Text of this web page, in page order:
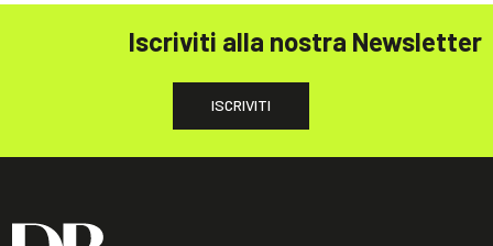
Iscriviti alla nostra Newsletter
ISCRIVITI